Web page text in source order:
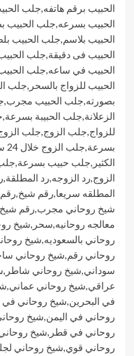
الحبيب برقم هاتفه,جلب
الحبيب بسرعه,جلب الحبيب
الحبيب بلاسم,جلب الحبيب
الحبيب فى دقيقة,جلب
الحبيب في ساعه,جلب
الحبيب للزواج بالسحر ,جلب
بصورته,جلب الحبيب مجرب,
الزعلانة,جلب الحبيبة بسرعة,
للزواج,جلب الزوج,جلب الزوج
بسرعة,جلب الزوج خلال 24 ساعة
الكثير ,جلب حبيب بسرعة,
الزوج,رد الزوجه,رد المطلقة,
المطلقه سريعا,رقم شيخ,
شيخ روحاني مجرب,رقم شيخ
معالجه روحانيه,سحر ,شيخ
روحاني بالسعوديه,شيخ
روحاني رقم,شيخ روحاني
سوداني,شيخ روحاني شاطر ,
عراقي,شيخ روحاني عماني,
في البحرين,شيخ روحاني في
روحاني في اليمن,شيخ
روحاني في قطر ,شيخ
روحاني قوي,شيخ روحاني